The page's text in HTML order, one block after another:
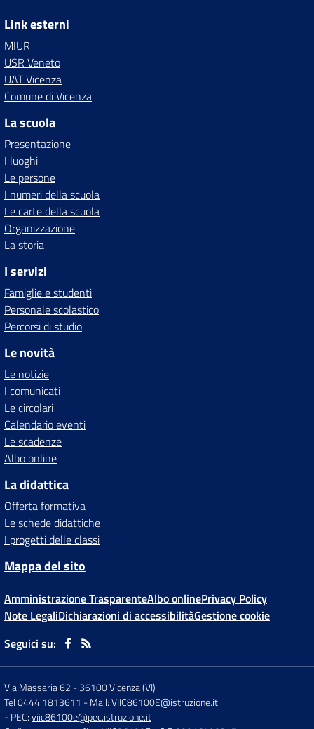
Link esterni
MIUR
USR Veneto
UAT Vicenza
Comune di Vicenza
La scuola
Presentazione
I luoghi
Le persone
I numeri della scuola
Le carte della scuola
Organizzazione
La storia
I servizi
Famiglie e studenti
Personale scolastico
Percorsi di studio
Le novità
Le notizie
I comunicati
Le circolari
Calendario eventi
Le scadenze
Albo online
La didattica
Offerta formativa
Le schede didattiche
I progetti delle classi
Mappa del sito
Amministrazione TrasparenteAlbo onlinePrivacy Policy
Note LegaliDichiarazioni di accessibilitàGestione cookie
Seguici su:
Via Massaria 62 -36100 Vicenza (VI)
Tel 0444 1813611 - Mail:VIIC86100E@istruzione.it
- PEC:viic86100e@pec.istruzione.it